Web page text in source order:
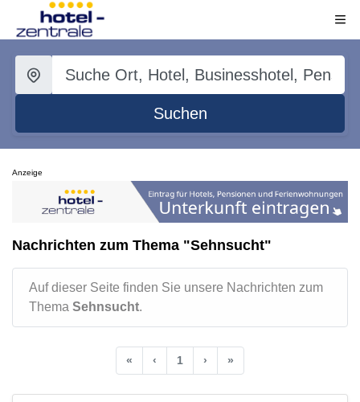
Suchen
Anzeige
Nachrichten zum Thema "Sehnsucht"
Auf dieser Seite finden Sie unsere Nachrichten zum
Thema Sehnsucht.
« ‹ 1 › »